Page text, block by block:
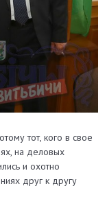
тот, кого в свое
на деловых
и охотно
друг к другу